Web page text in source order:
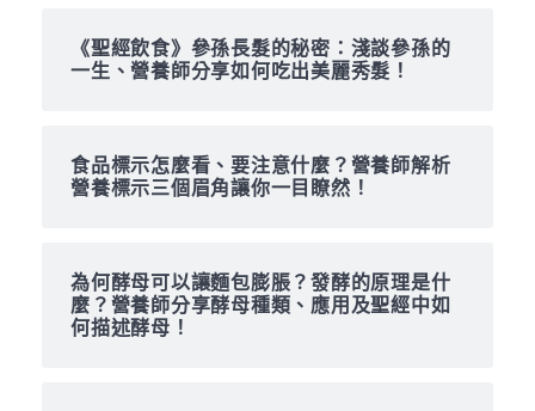
《聖經飲食》參孫長髮的秘密：淺談參孫的
一生、營養師分享如何吃出美麗秀髮！
食品標示怎麼看、要注意什麼？營養師解析
營養標示三個眉角讓你一目瞭然！
為何酵母可以讓麵包膨脹？發酵的原理是什
麼？營養師分享酵母種類、應用及聖經中如
何描述酵母！